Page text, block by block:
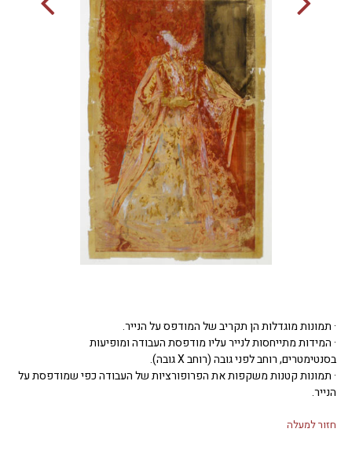
· תמונות מוגדלות הן תקריב של המודפס על הנייר.
· המידות מתייחסות לנייר עליו מודפסת העבודה ומופיעות
בסנטימטרים, רוחב לפני גובה (רוחב X גובה).
· תמונות קטנות משקפות את הפרופורציות של העבודה כפי שמודפסת על
הנייר.
חזור למעלה